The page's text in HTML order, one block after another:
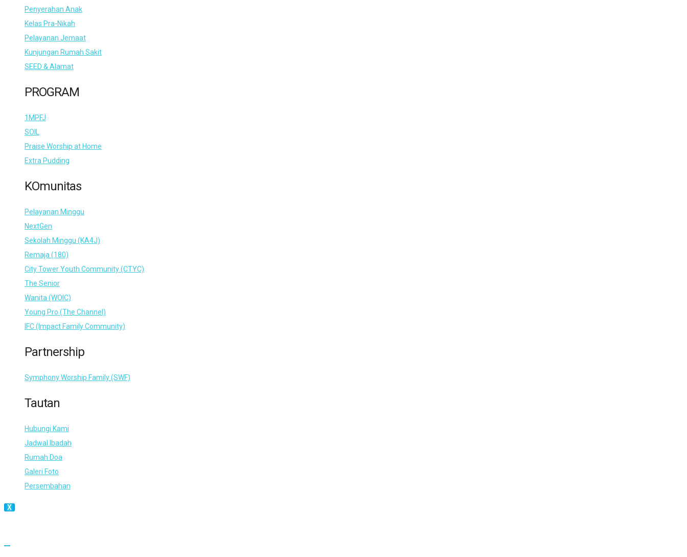
Penyerahan Anak
Kelas Pra-Nikah
Pelayanan Jemaat
Kunjungan Rumah Sakit
SEED & Alamat
PROGRAM
1MPFJ
SOIL
Praise Worship at Home
Extra Pudding
KOmunitas
Pelayanan Minggu
NextGen
Sekolah Minggu (KA4J)
Remaja (180)
City Tower Youth Community (CTYC)
The Senior
Wanita (WOIC)
Young Pro (The Channel)
IFC (Impact Family Community)
Partnership
Symphony Worship Family (SWF)
Tautan
Hubungi Kami
Jadwal Ibadah
Rumah Doa
Galeri Foto
Persembahan
X